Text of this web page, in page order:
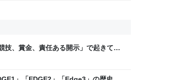
、賞金、責任ある開示」で起きてい